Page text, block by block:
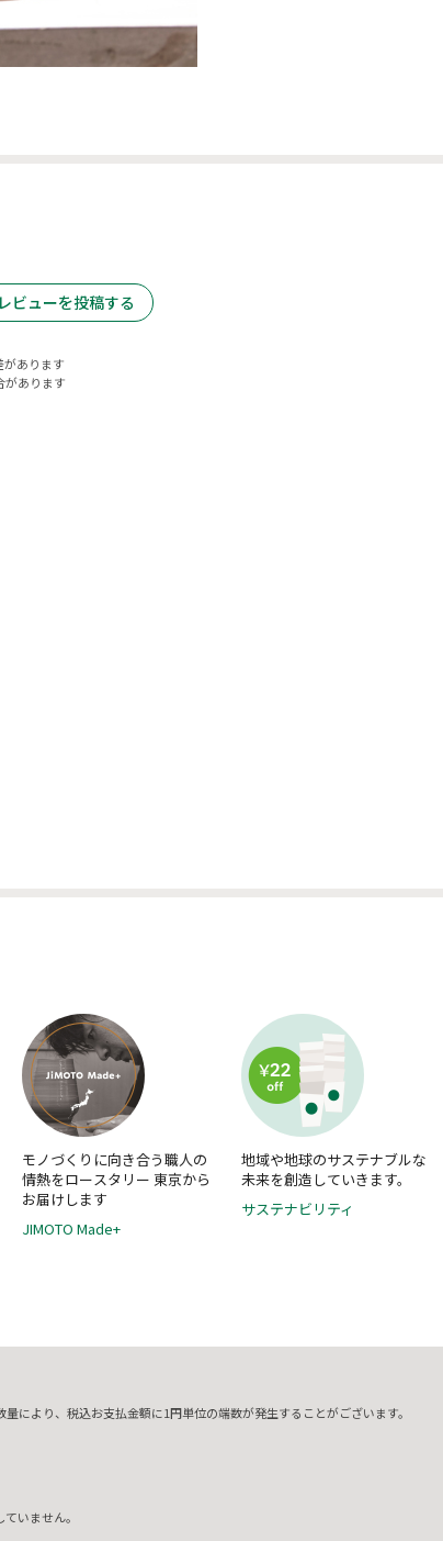
レビューを投稿する
があります
があります
モノづくりに向き合う職人の
情熱をロースタリー 東京から
お届けします
JIMOTO Made+
地域や地球のサステナブルな
未来を創造していきます。
サステナビリティ
により、税込お支払金額に1円単位の端数が発生することがございます。
いません。